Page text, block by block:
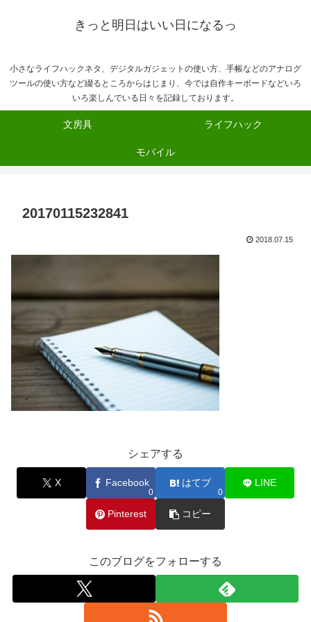
きっと明日はいい日になるっ
小さなライフハックネタ、デジタルガジェットの使い方、手帳などのアナログ
ツールの使い方など綴るところからはじまり、今では自作キーボードなどいろ
いろ楽しんでいる日々を記録しております。
文房具 ライフハック
モバイル
20170115232841
2018.07.15
シェアする
X Facebook
0
はてブ
0
LINE
Pinterest コピー
このブログをフォローする